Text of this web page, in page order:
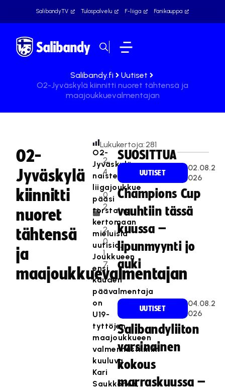
SalibandyTV Tulospalvelu F-liiga Fanikauppa
Salibandy.fi
Uutiset
O2-Jyväskylä kiinnitti nuoret tähtensä ja
maajoukkuevalmentajan
O2-
Jyväskylä
kiinnitti
nuoret
tähtensä
ja
maajoukkuevalmentajan
2
4
.
0
2
.
2
0
1
7
Lukukertoja:281
O2-
Jyväskylän
naisten
liigajoukkue
pääsi
torstaina
kertomaan
mieluisia
uutisia.
Joukkueen
ensi
kauden
päävalmentaja
on
U19-
tyttöjen
maajoukkueen
valmennustiimiin
kuuluva
Kari
Saukkonen,
SUOSITTUA
UUTISET
02.08.2
026
Champions Cup
vauhtiin tässä
kuussa –
lipunmyynti jo
auki
UUTISET
04.08.2
026
Salibandyliiton
varsinainen
kokous
marraskuussa –